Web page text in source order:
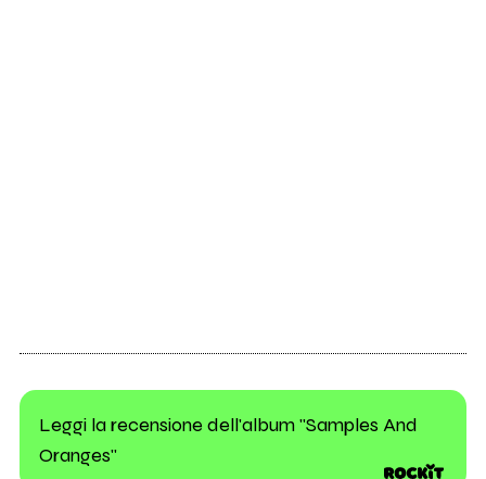
Leggi la recensione dell'album "Samples And
Oranges"